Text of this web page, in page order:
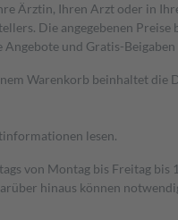
Ärztin, Ihren Arzt oder in
Die angegebenen
und Gratis-
Warenkorb beinhaltet
lesen.
von Montag bis Freitag
hinaus können